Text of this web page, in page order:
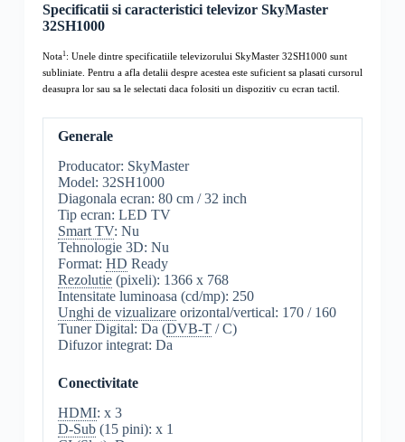
Specificatii si caracteristici televizor SkyMaster
32SH1000
Nota1: Unele dintre specificatiile televizorului SkyMaster 32SH1000 sunt
subliniate. Pentru a afla detalii despre acestea este suficient sa plasati cursorul
deasupra lor sau sa le selectati daca folositi un dispozitiv cu ecran tactil.
Generale
Producator: SkyMaster
Model: 32SH1000
Diagonala ecran: 80 cm / 32 inch
Tip ecran: LED TV
Smart TV: Nu
Tehnologie 3D: Nu
Format: HD Ready
Rezolutie(pixeli): 1366 x 768
Intensitate luminoasa (cd/mp): 250
Unghi de vizualizareorizontal/vertical: 170 / 160
Tuner Digital: Da (DVB-T/ C)
Difuzor integrat: Da
Conectivitate
HDMI: x 3
D-Sub(15 pini): x 1